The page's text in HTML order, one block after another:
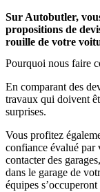
Sur Autobutler,
propositions de
rouille de votre
Pourquoi nous faire
En comparant des
travaux qui doivent
surprises.
Vous profitez
confiance évalué par
contacter des
dans le garage de
équipes s’occuperont